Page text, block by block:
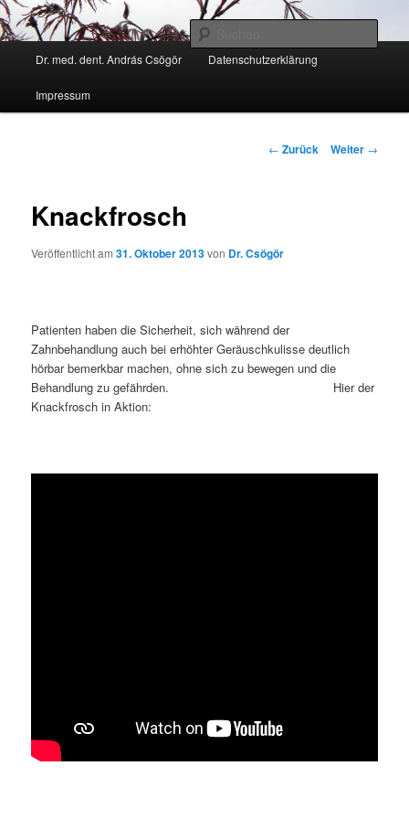
Zum
Inhalt
Kann ich Ihnen weiter helfen?
Dr. med. dent. András Csögör Datenschutzerklärung
Impressum
Beitrags-
← Zurück Weiter →
Knackfrosch
Veröffentlicht am31. Oktober 2013von Dr. Csögör
Patienten haben die Sicherheit, sich während der
Zahnbehandlung auch bei erhöhter Geräuschkulisse deutlich
hörbar bemerkbar machen, ohne sich zu bewegen und die
Behandlung zu gefährden. Hier der
Knackfrosch in Aktion: